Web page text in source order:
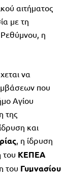
αιτήματος
με τη
η
να
που
Αγίου
της
και
, η ίδρυση
του ΚΕΠΕΑ
του Γυμνασίου